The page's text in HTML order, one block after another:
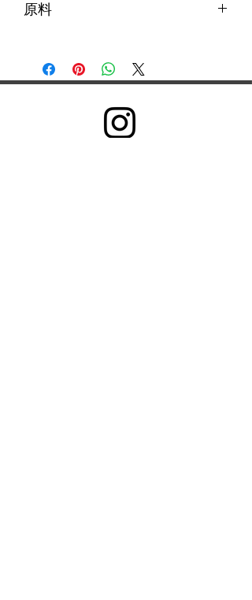
原料
聚山梨醇酯 20、琼崖海棠油
（Calophyllum Inophyllum Seed）、黄
蛋白提取物（水解胶原蛋白）、藻类提
取物（海藻提取物）、蓝绿藻（螺旋